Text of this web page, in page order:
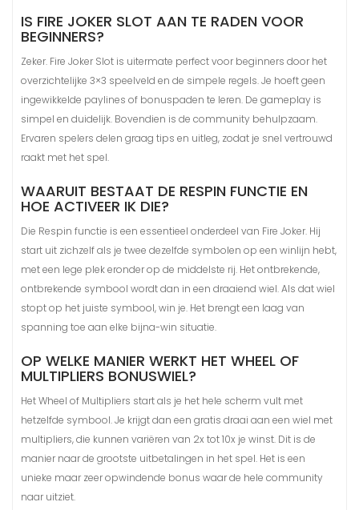
IS FIRE JOKER SLOT AAN TE RADEN VOOR
BEGINNERS?
Zeker. Fire Joker Slot is uitermate perfect voor beginners door het
overzichtelijke 3×3 speelveld en de simpele regels. Je hoeft geen
ingewikkelde paylines of bonuspaden te leren. De gameplay is
simpel en duidelijk. Bovendien is de community behulpzaam.
Ervaren spelers delen graag tips en uitleg, zodat je snel vertrouwd
raakt met het spel.
WAARUIT BESTAAT DE RESPIN FUNCTIE EN
HOE ACTIVEER IK DIE?
Die Respin functie is een essentieel onderdeel van Fire Joker. Hij
start uit zichzelf als je twee dezelfde symbolen op een winlijn hebt,
met een lege plek eronder op de middelste rij. Het ontbrekende,
ontbrekende symbool wordt dan in een draaiend wiel. Als dat wiel
stopt op het juiste symbool, win je. Het brengt een laag van
spanning toe aan elke bijna-win situatie.
OP WELKE MANIER WERKT HET WHEEL OF
MULTIPLIERS BONUSWIEL?
Het Wheel of Multipliers start als je het hele scherm vult met
hetzelfde symbool. Je krijgt dan een gratis draai aan een wiel met
multipliers, die kunnen variëren van 2x tot 10x je winst. Dit is de
manier naar de grootste uitbetalingen in het spel. Het is een
unieke maar zeer opwindende bonus waar de hele community
naar uitziet.